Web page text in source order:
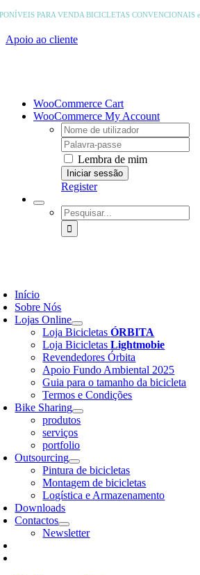
Skip
content
PARA VENDABICICLETAS CONVENCIONAIS
Apoio ao cliente
WooCommerce Cart
WooCommerce My Account
Username:
Password:
Lembra de mim
Register
Pesquisar
Início
Sobre Nós
Lojas Online
Loja BicicletasÓRBITA
Loja BicicletasLightmobie
Revendedores Órbita
Apoio Fundo Ambiental 2025
Guia para o tamanho da bicicleta
Termos e Condições
Bike Sharing
produtos
serviços
portfolio
Outsourcing
Pintura de bicicletas
Montagem de bicicletas
Logística e Armazenamento
Downloads
Contactos
Newsletter